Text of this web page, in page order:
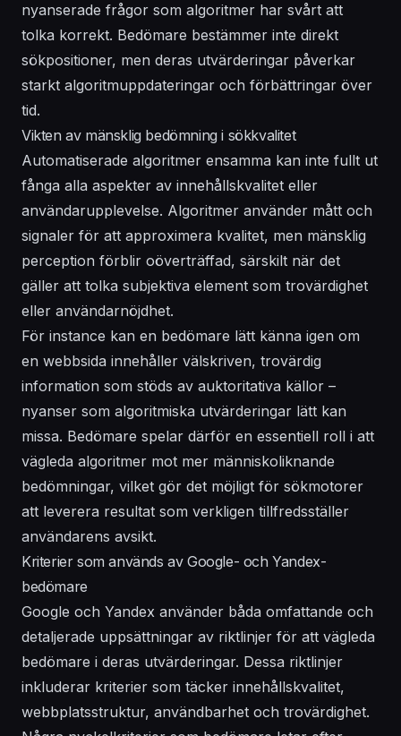
nyanserade frågor som algoritmer har svårt att
tolka korrekt. Bedömare bestämmer inte direkt
sökpositioner, men deras utvärderingar påverkar
starkt algoritmuppdateringar och förbättringar över
tid.
Vikten av mänsklig bedömning i sökkvalitet
Automatiserade algoritmer ensamma kan inte fullt ut
fånga alla aspekter av innehållskvalitet eller
användarupplevelse. Algoritmer använder mått och
signaler för att approximera kvalitet, men mänsklig
perception förblir oöverträffad, särskilt när det
gäller att tolka subjektiva element som trovärdighet
eller användarnöjdhet.
För instance kan en bedömare lätt känna igen om
en webbsida innehåller välskriven, trovärdig
information som stöds av auktoritativa källor –
nyanser som algoritmiska utvärderingar lätt kan
missa. Bedömare spelar därför en essentiell roll i att
vägleda algoritmer mot mer människoliknande
bedömningar, vilket gör det möjligt för sökmotorer
att leverera resultat som verkligen tillfredsställer
användarens avsikt.
Kriterier som används av Google- och Yandex-
bedömare
Google och Yandex använder båda omfattande och
detaljerade uppsättningar av riktlinjer för att vägleda
bedömare i deras utvärderingar. Dessa riktlinjer
inkluderar kriterier som täcker innehållskvalitet,
webbplatsstruktur, användbarhet och trovärdighet.